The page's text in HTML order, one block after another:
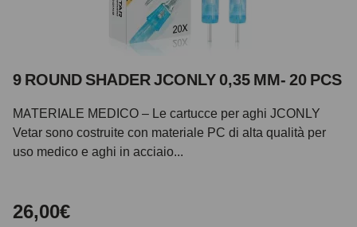
9 ROUND SHADER JCONLY 0,35 MM- 20 PCS
MATERIALE MEDICO – Le cartucce per aghi JCONLY
Vetar sono costruite con materiale PC di alta qualità per
uso medico e aghi in acciaio...
26,00€